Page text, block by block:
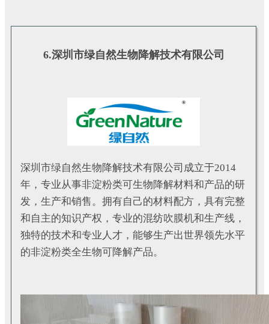
6.深圳市绿自然生物降解技术有限公司
深圳市绿自然生物降解技术有限公司 成立于2014
年，专业从事非淀粉类可生物降解材料和产品的研
发，生产和销售。拥有自己的材料配方，具有完整
和自主的知识产权，专业的混纺吹膜机和生产线，
独特的技术和专业人才，能够生产出世界领先水平
的非淀粉类全生物可降解产品。